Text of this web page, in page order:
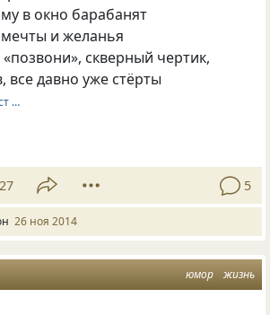
в окно барабанят
и желанья
скверный чертик,
все давно уже стёрты
…
5
26 ноя 2014
юмор жизнь